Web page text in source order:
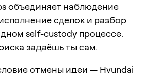
объединяет наблюдение
сделок и разбор
self-custody процессе.
задаёшь ты сам.
отмены идеи — Hyundai